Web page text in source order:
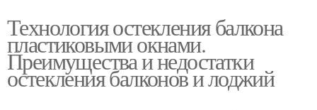
Технология остекления балкона
пластиковыми окнами.
Преимущества и недостатки
остекления балконов и лоджий